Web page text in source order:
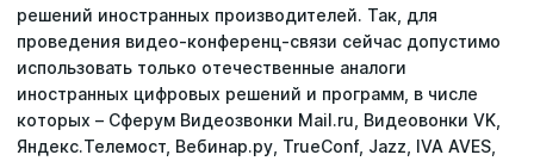
решений иностранных производителей. Так, для
проведения видео-конференц-связи сейчас допустимо
использовать только отечественные аналоги
иностранных цифровых решений и программ, в числе
которых – Сферум Видеозвонки Mail.ru, Видеовонки VK,
Яндекс.Телемост, Вебинар.ру, TrueConf, Jazz, IVA AVES,